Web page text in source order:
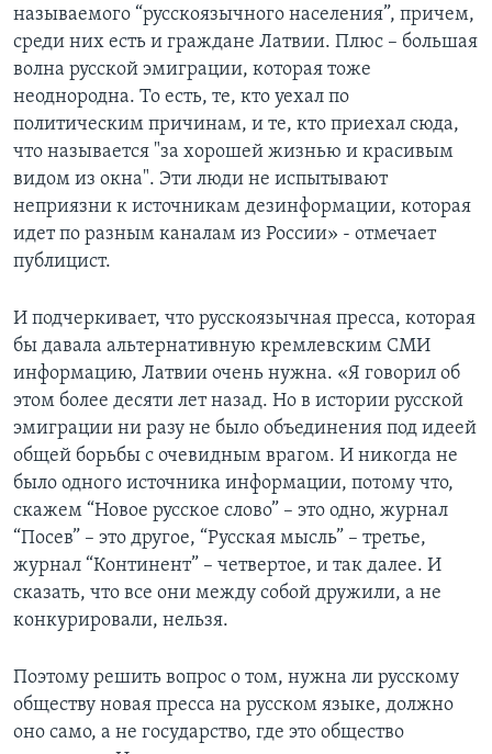
называемого “русскоязычного населения”, причем,
среди них есть и граждане Латвии. Плюс – большая
волна русской эмиграции, которая тоже
неоднородна. То есть, те, кто уехал по
политическим причинам, и те, кто приехал сюда,
что называется "за хорошей жизнью и красивым
видом из окна". Эти люди не испытывают
неприязни к источникам дезинформации, которая
идет по разным каналам из России» - отмечает
публицист.
И подчеркивает, что русскоязычная пресса, которая
бы давала альтернативную кремлевским СМИ
информацию, Латвии очень нужна. «Я говорил об
этом более десяти лет назад. Но в истории русской
эмиграции ни разу не было объединения под идеей
общей борьбы с очевидным врагом. И никогда не
было одного источника информации, потому что,
скажем “Новое русское слово” – это одно, журнал
“Посев” – это другое, “Русская мысль” – третье,
журнал “Континент” – четвертое, и так далее. И
сказать, что все они между собой дружили, а не
конкурировали, нельзя.
Поэтому решить вопрос о том, нужна ли русскому
обществу новая пресса на русском языке, должно
оно само, а не государство, где это общество